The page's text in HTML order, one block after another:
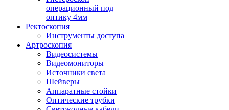
операционный под
оптику 4мм
Ректоскопия
Инструменты доступа
Артроскопия
Видеосистемы
Видеомониторы
Источники света
Шейверы
Аппаратные стойки
Оптические трубки